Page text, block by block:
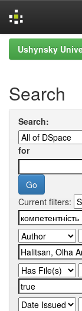
Skip
navigation
Ushynsky
Search
Search:
for
Current filters: